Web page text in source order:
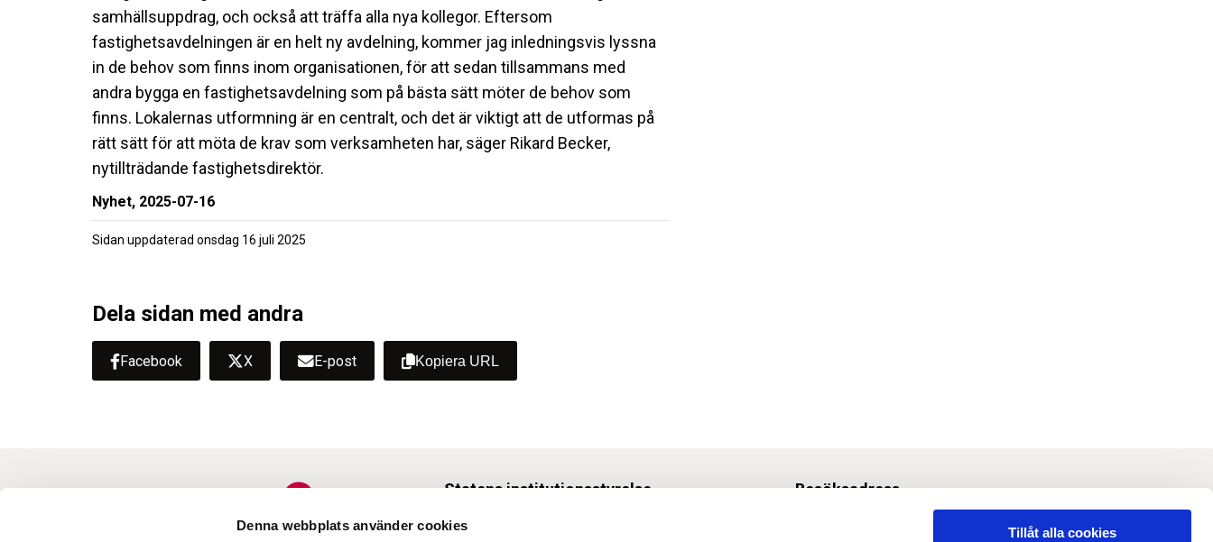
Denna webbplats använder cookies Tillåt alla cookies
samhällsuppdrag, och också att träffa alla nya kollegor. Eftersom
fastighetsavdelningen är en helt ny avdelning, kommer jag inledningsvis lyssna
in de behov som finns inom organisationen, för att sedan tillsammans med
andra bygga en fastighetsavdelning som på bästa sätt möter de behov som
finns. Lokalernas utformning är en centralt, och det är viktigt att de utformas på
rätt sätt för att möta de krav som verksamheten har, säger Rikard Becker,
nytillträdande fastighetsdirektör.
Nyhet, 2025-07-16
Sidan uppdaterad onsdag 16 juli 2025
Dela sidan med andra
Facebook X E-post Kopiera URL
Statens institutionsstyrelse
Besöksadress
Svetsarvägen 10, Solna